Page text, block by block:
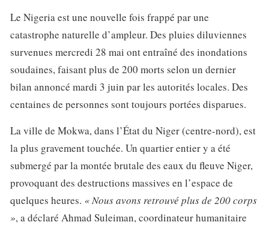
Le Nigeria est une nouvelle fois frappé par une
catastrophe naturelle d’ampleur. Des pluies diluviennes
survenues mercredi 28 mai ont entraîné des inondations
soudaines, faisant plus de 200 morts selon un dernier
bilan annoncé mardi 3 juin par les autorités locales. Des
centaines de personnes sont toujours portées disparues.
La ville de Mokwa, dans l’État du Niger (centre-nord), est
la plus gravement touchée. Un quartier entier y a été
submergé par la montée brutale des eaux du fleuve Niger,
provoquant des destructions massives en l’espace de
quelques heures. « Nous avons retrouvé plus de 200 corps
», a déclaré Ahmad Suleiman, coordinateur humanitaire